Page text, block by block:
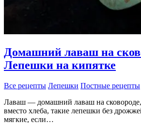
Домашний лаваш на
Лепешки на кипятке
Все рецепты Лепешки Постные рецепты
Лаваш — домашний лаваш на сковороде,
вместо хлеба, такие лепешки без
мягкие, если…